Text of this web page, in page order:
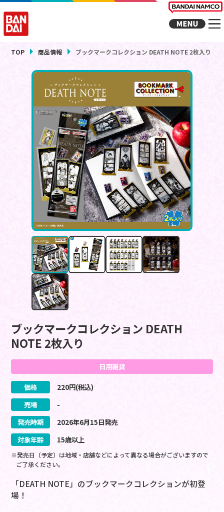
TOP 商品情報 ブックマークコレクション DEATH NOTE 2枚入り
ブックマークコレクション DEATH
NOTE 2枚入り
日用雑貨
価格 220円(税込)
売場
-
発売時期
2026年6月15日発売
対象年齢
15歳以上
※発売日（予定）は地域・店舗などによって異なる場合がございますので
ご了承ください。
「DEATH NOTE」のブックマークコレクションが初登
場！